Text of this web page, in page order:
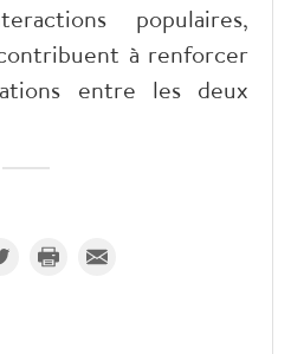
populaires,
à renforcer
entre les deux